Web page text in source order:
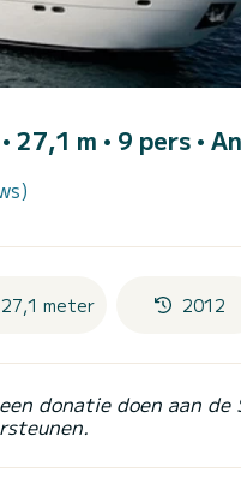
27,1 m • 9 pers •
27,1 meter 2012
donatie doen aan